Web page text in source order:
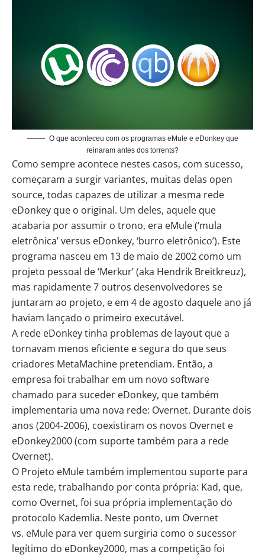
O que aconteceu com os programas eMule e eDonkey que
reinaram antes dos torrents?
Como sempre acontece nestes casos, com sucesso,
começaram a surgir variantes, muitas delas open
source, todas capazes de utilizar a mesma rede
eDonkey que o original. Um deles, aquele que
acabaria por assumir o trono, era eMule (‘mula
eletrônica’ versus eDonkey, ‘burro eletrônico’). Este
programa nasceu em 13 de maio de 2002 como um
projeto pessoal de ‘Merkur’ (aka Hendrik Breitkreuz),
mas rapidamente 7 outros desenvolvedores se
juntaram ao projeto, e em 4 de agosto daquele ano já
haviam lançado o primeiro executável.
A rede eDonkey tinha problemas de layout que a
tornavam menos eficiente e segura do que seus
criadores MetaMachine pretendiam. Então, a
empresa foi trabalhar em um novo software
chamado para suceder eDonkey, que também
implementaria uma nova rede: Overnet. Durante dois
anos (2004-2006), coexistiram os novos Overnet e
eDonkey2000 (com suporte também para a rede
Overnet).
O Projeto eMule também implementou suporte para
esta rede, trabalhando por conta própria: Kad, que,
como Overnet, foi sua própria implementação do
protocolo Kademlia. Neste ponto, um Overnet
vs. eMule para ver quem surgiria como o sucessor
legítimo do eDonkey2000, mas a competição foi